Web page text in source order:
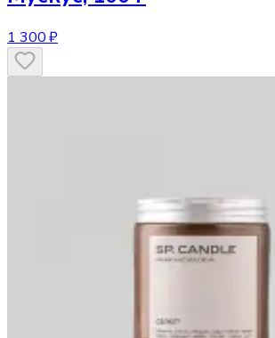
1 300 ₽